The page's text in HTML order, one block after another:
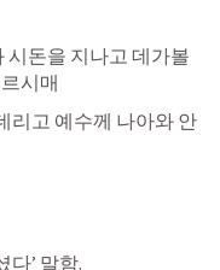
시돈을 지나고 데가볼
시매
리고 예수께 나아와 안
다’ 말함.